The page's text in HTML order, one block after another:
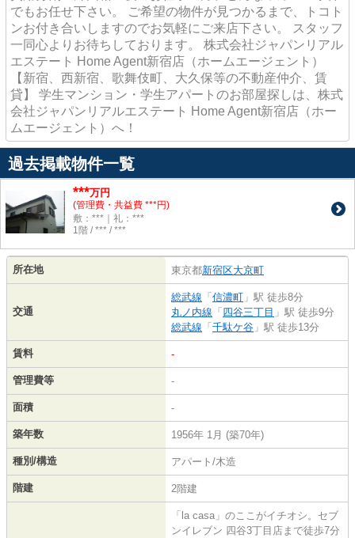
でもお任せ下さい。 ご希望の物件が見つかるまで、トコト
ンお付き合いしますのでお気軽にご来店下さい。 スタッフ
一同心よりお待ちしております。 株式会社ジャパンリアル
エステート Home Agent新宿店（ホームエージェント）
【新宿、西新宿、歌舞伎町、大久保等の不動産仲介、賃
貸】 学生マンション・学生アパートのお部屋探しは、株式
会社ジャパンリアルエステート Home Agent新宿店（ホー
ムエージェント）へ！
過去掲載物件一覧
***万円
(管理費・共益費 ***円)
敷：***｜礼：***
1階 / *** / ***
所在地 東京都新宿区大京町
交通
総武線 「 信濃町 」駅 徒歩8分
丸ノ内線 「 四谷三丁目 」駅 徒歩9分
総武線 「 千駄ケ谷 」駅 徒歩13分
賃料 -
管理費等 -
面積 -
築年数 1956年 1月 (築70年)
種別/構造 アパート/木造
階建 2階建
「la casa」のここがイチオシ。セブ
ンイレブン 四谷3丁目店まで徒歩7分